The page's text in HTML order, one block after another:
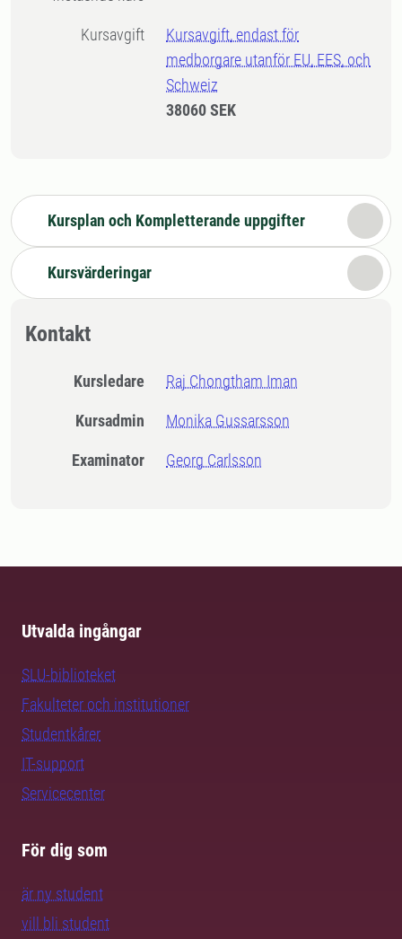
Kursavgift
Kursavgift, endast för
medborgare utanför EU, EES, och
Schweiz
38060 SEK
Kursplan och Kompletterande uppgifter
Kursvärderingar
Kontakt
Kursledare Raj Chongtham Iman
Kursadmin Monika Gussarsson
Examinator Georg Carlsson
Utvalda ingångar
SLU-biblioteket
Fakulteter och institutioner
Studentkårer
IT-support
Servicecenter
För dig som
är ny student
vill bli student